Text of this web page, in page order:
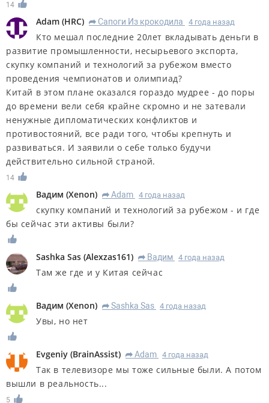
14
Adam (HRC) R Сапоги Из крокодила 4 года назад
Кто мешал последние 20лет вкладывать деньги в
развитие промышленности, несырьевого экспорта,
скупку компаний и технологий за рубежом вместо
проведения чемпионатов и олимпиад?
Китай в этом плане оказался гораздо мудрее - до поры
до времени вели себя крайне скромно и не затевали
ненужные дипломатических конфликтов и
противостояний, все ради того, чтобы крепнуть и
развиваться. И заявили о себе только будучи
действительно сильной страной.
14
Вадим (Xenon) R Adam 4 года назад
скупку компаний и технологий за рубежом - и где
бы сейчас эти активы были?
Sashka Sas (Alexzas161) R Вадим 4 года назад
Там же где и у Китая сейчас
Вадим (Xenon) R Sashka Sas 4 года назад
Увы, но нет
Evgeniy (BrainAssist) R Adam 4 года назад
Так в телевизоре мы тоже сильные были. А потом
вышли в реальность...
5